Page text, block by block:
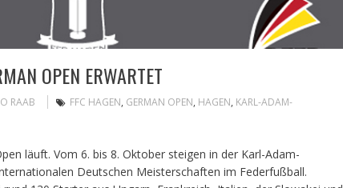
OPEN ERWARTET
RAAB FFC HAGEN, GERMAN OPEN, HAGEN, KARL-ADAM-
läuft. Vom 6. bis 8. Oktober steigen in der Karl-Adam-
Deutschen Meisterschaften im Federfußball.